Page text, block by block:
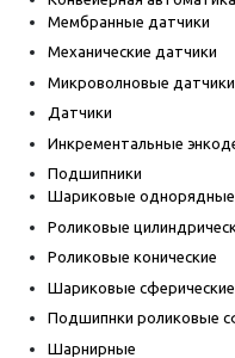
Мембранные датчики
Механические датчики
Микроволновые датчики
Датчики
Инкрементальные
Подшипники
Шариковые
Роликовые
Роликовые конические
Шариковые
Подшипнки роликовые
Шарнирные